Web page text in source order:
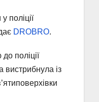
поліції
DROBRO.
поліції
вистрибнула із